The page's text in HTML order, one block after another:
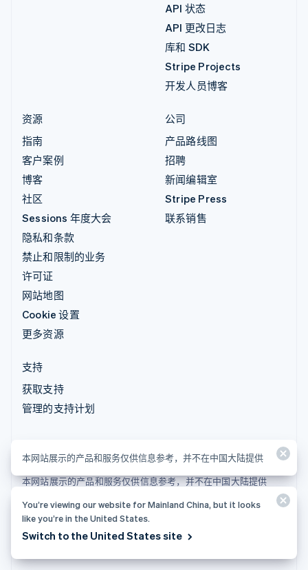
API 状态
API 更改日志
库和 SDK
Stripe Projects
开发人员博客
资源
指南
客户案例
博客
社区
Sessions 年度大会
隐私和条款
禁止和限制的业务
许可证
网站地图
Cookie 设置
更多资源
公司
产品路线图
招聘
新闻编辑室
Stripe Press
联系销售
支持
获取支持
管理的支持计划
本网站展示的产品和服务仅供信息参考，并不在中国大陆提供
© 2026 Stripe, LLC
本网站展示的产品和服务仅供信息参考，并不在中国大陆提供
You’re viewing our website for Mainland China, but it looks
like you’re in the United States.
Switch to the United States site